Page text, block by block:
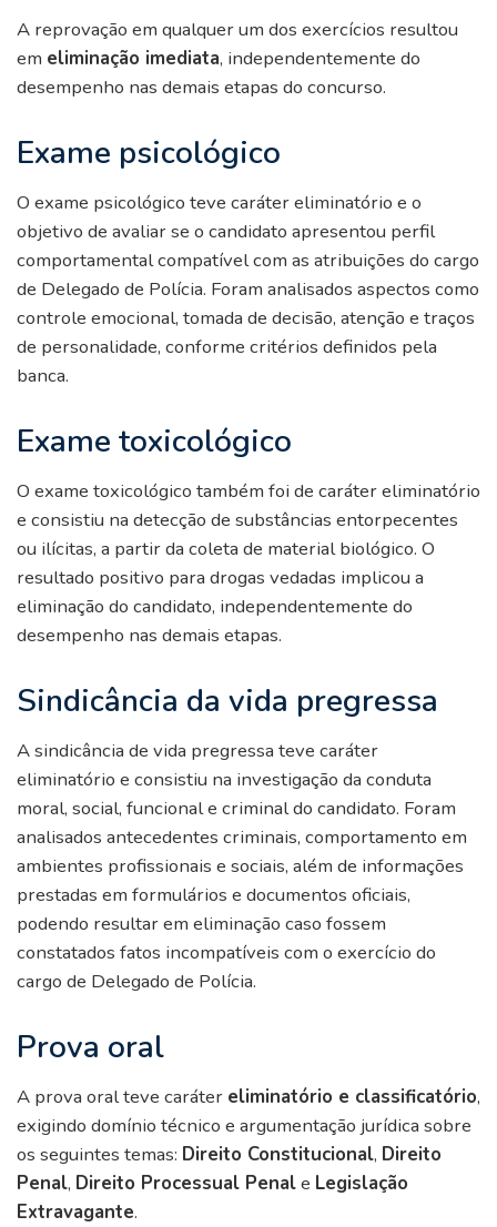
A reprovação em qualquer um dos exercícios resultou
em eliminação imediata, independentemente do
desempenho nas demais etapas do concurso.
Exame psicológico
O exame psicológico teve caráter eliminatório e o
objetivo de avaliar se o candidato apresentou perfil
comportamental compatível com as atribuições do cargo
de Delegado de Polícia. Foram analisados aspectos como
controle emocional, tomada de decisão, atenção e traços
de personalidade, conforme critérios definidos pela
banca.
Exame toxicológico
O exame toxicológico também foi de caráter eliminatório
e consistiu na detecção de substâncias entorpecentes
ou ilícitas, a partir da coleta de material biológico. O
resultado positivo para drogas vedadas implicou a
eliminação do candidato, independentemente do
desempenho nas demais etapas.
Sindicância da vida pregressa
A sindicância de vida pregressa teve caráter
eliminatório e consistiu na investigação da conduta
moral, social, funcional e criminal do candidato. Foram
analisados antecedentes criminais, comportamento em
ambientes profissionais e sociais, além de informações
prestadas em formulários e documentos oficiais,
podendo resultar em eliminação caso fossem
constatados fatos incompatíveis com o exercício do
cargo de Delegado de Polícia.
Prova oral
A prova oral teve caráter eliminatório e classificatório,
exigindo domínio técnico e argumentação jurídica sobre
os seguintes temas: Direito Constitucional, Direito
Penal, Direito Processual Penale Legislação
Extravagante.